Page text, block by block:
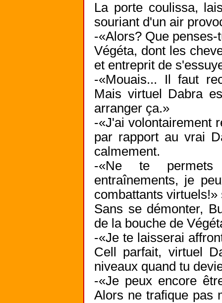
La porte coulissa,
souriant d'un air
-«Alors? Que
Végéta, dont les
et entreprit de
-«Mouais... Il faut
Mais virtuel Dabra
arranger ça.»
-«J'ai volontairement
par rapport au vrai
calmement.
-«Ne te
entraînements, je
combattants
Sans se démonter,
de la bouche de
-«Je te laisserai
Cell parfait, virtuel
niveaux quand tu
-«Je peux encore
Alors ne trafique pas